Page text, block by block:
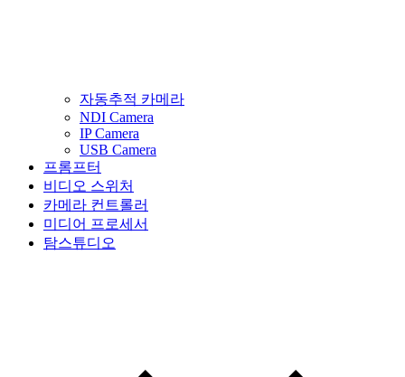
자동추적 카메라
NDI Camera
IP Camera
USB Camera
프롬프터
비디오 스위처
카메라 컨트롤러
미디어 프로세서
탐스튜디오